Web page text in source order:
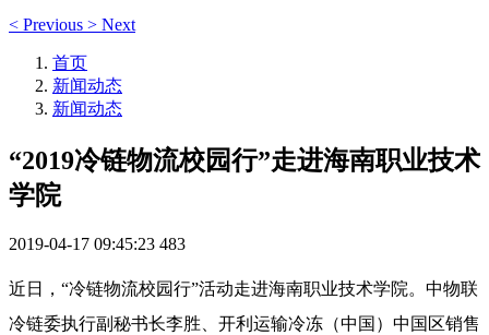
< Previous > Next
首页
新闻动态
新闻动态
“2019冷链物流校园行”走进海南职业技术
学院
2019-04-17 09:45:23 483
近日，“冷链物流校园行”活动走进海南职业技术学院。中物联
冷链委执行副秘书长李胜、开利运输冷冻（中国）中国区销售